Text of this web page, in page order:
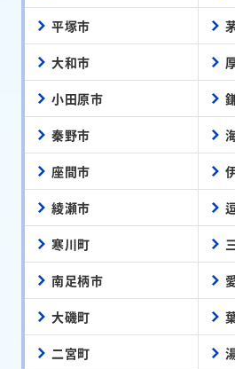
平塚市
大和市
小田原市
秦野市
座間市
綾瀬市
寒川町
南足柄市
大磯町
二宮町